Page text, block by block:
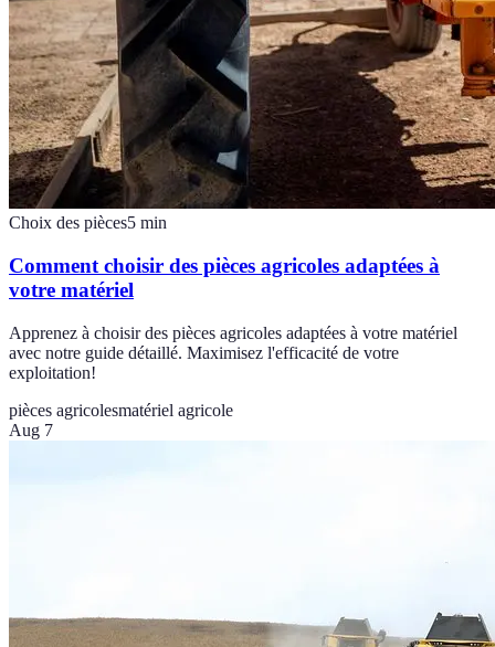
Choix des pièces5 min
Comment choisir des pièces agricoles adaptées à
votre matériel
Apprenez à choisir des pièces agricoles adaptées à votre matériel
avec notre guide détaillé. Maximisez l'efficacité de votre
exploitation!
pièces agricolesmatériel agricole
Aug 7